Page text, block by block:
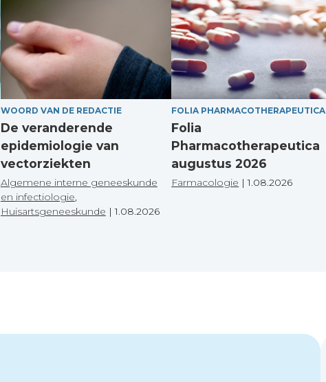
WOORD VAN DE REDACTIE
De veranderende
epidemiologie van
vectorziekten
Algemene interne geneeskunde
en infectiologie
Huisartsgeneeskunde |1.08.2026
FOLIA PHARMACOTHERAPEUTICA
Folia
Pharmacotherapeutica
augustus 2026
Farmacologie |1.08.2026